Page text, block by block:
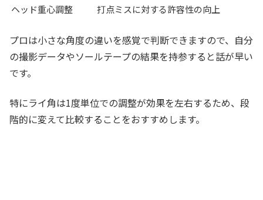
ヘッド重心調整
打点ミスに対する許容性の向上
プロは小さな角度の違いを感覚で判断できますので、自分
の撮影データやソールテープの結果を持参すると話が早い
です。
特にライ角は1度単位での調整が効果を左右するため、段
階的に変えて比較することをおすすめします。